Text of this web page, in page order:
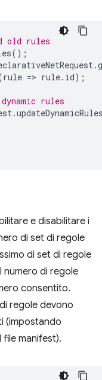
old rules
();
.
rule => rule. id);
rules
.
e disabilitare i
di set di regole
di set di regole
numero di regole
consentito.
regole devono
(impostando
file manifest).